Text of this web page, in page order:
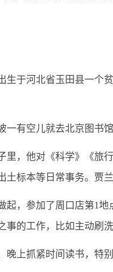
于河北省玉田县一个贫
有空儿就去北京图书馆
，他对《科学》《旅行
土标本等日常事务。贾
参加了周口店第1地
事的工作，比如主动刷
抓紧时间读书，特别